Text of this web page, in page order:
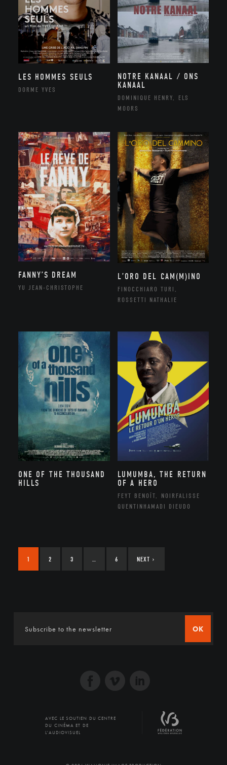
LES HOMMES SEULS
DORME YVES
NOTRE KANAAL / ONS
KANAAL
DOMINIQUE HENRY, ELS
MOORS
FANNY’S DREAM
YU JEAN-CHRISTOPHE
L’ORO DEL CAM(M)INO
FINOCCHIARO TURI,
ROSSETTI NATHALIE
ONE OF THE THOUSAND
HILLS
LUMUMBA, THE RETURN
OF A HERO
FEYT BENOÎT, NOIRFALISSE
QUENTINHAMADI DIEUDO
1 2 3 … 6 NEXT ›
OK
AVEC LE SOUTIEN DU CENTRE
DU CINÉMA ET DE
L'AUDIOVISUEL